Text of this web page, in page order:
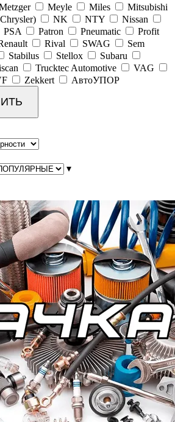
Meyle Miles
Mitsubishi
NK NTY
Nissan
PSA Patron Pneumatic
Profit
Rival SWAG
Sem
Stabilus Stellox
Subaru
Trucktec Automotive
VAG
Zekkert АвтоУПОР
▾